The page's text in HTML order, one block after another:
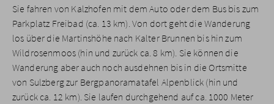
Sie fahren von Kalzhofen mit dem Auto oder dem Bus bis zum
Parkplatz Freibad (ca. 13 km). Von dort geht die Wanderung
los über die Martinshöhe nach Kalter Brunnen bis hin zum
Wildrosenmoos (hin und zurück ca. 8 km). Sie können die
Wanderung aber auch noch ausdehnen bis in die Ortsmitte
von Sulzberg zur Bergpanoramatafel Alpenblick (hin und
zurück ca. 12 km). Sie laufen durchgehend auf ca. 1000 Meter